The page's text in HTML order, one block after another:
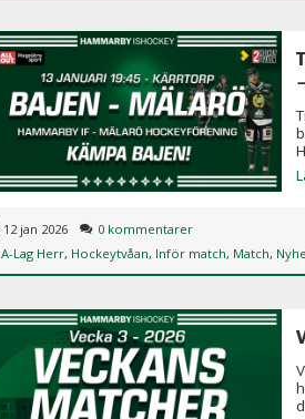
12 jan 2026
0 kommentarer
A-Lag Herr, Hockeytvåan, Inför match, Match,